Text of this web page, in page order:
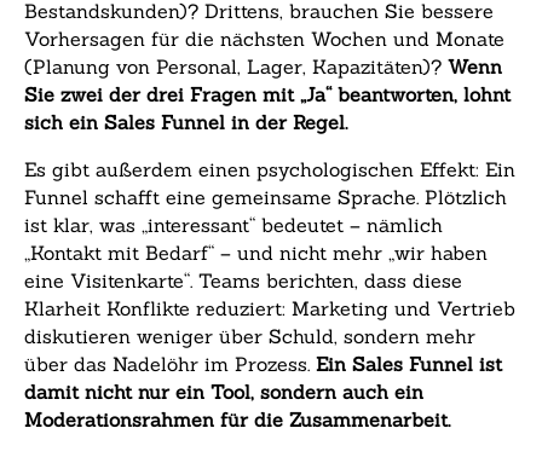
Bestandskunden)? Drittens, brauchen Sie bessere
Vorhersagen für die nächsten Wochen und Monate
(Planung von Personal, Lager, Kapazitäten)? Wenn
Sie zwei der drei Fragen mit „Ja“ beantworten, lohnt
sich ein Sales Funnel in der Regel.
Es gibt außerdem einen psychologischen Effekt: Ein
Funnel schafft eine gemeinsame Sprache. Plötzlich
ist klar, was „interessant“ bedeutet – nämlich
„Kontakt mit Bedarf“ – und nicht mehr „wir haben
eine Visitenkarte“. Teams berichten, dass diese
Klarheit Konflikte reduziert: Marketing und Vertrieb
diskutieren weniger über Schuld, sondern mehr
über das Nadelöhr im Prozess. Ein Sales Funnel ist
damit nicht nur ein Tool, sondern auch ein
Moderationsrahmen für die Zusammenarbeit.